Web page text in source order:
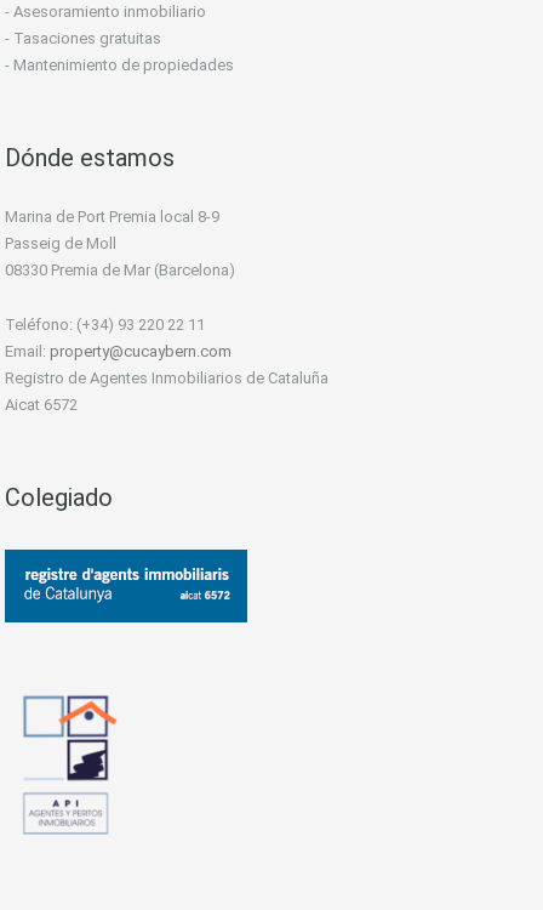
- Asesoramiento inmobiliario
- Tasaciones gratuitas
- Mantenimiento de propiedades
Dónde estamos
Marina de Port Premia local 8-9
Passeig de Moll
08330 Premia de Mar (Barcelona)
Teléfono: (+34) 93 220 22 11
Email: property@cucaybern.com
Registro de Agentes Inmobiliarios de Cataluña
Aicat 6572
Colegiado